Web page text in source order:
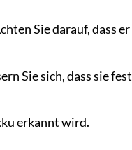
Sie darauf, dass
Sie sich, dass sie fest
erkannt wird.